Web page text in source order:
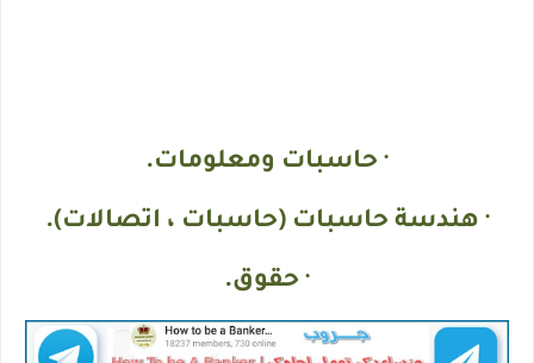
· حاسبات ومعلومات.
· هندسة حاسبات (حاسبات ، اتصالات).
· حقوق.